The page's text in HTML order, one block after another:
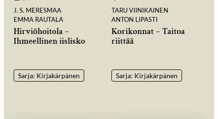
J. S. MERESMAA
EMMA RAUTALA
Hirviöhoitola –
Ihmeellinen iislisko
Sarja: Kirjakärpänen
TARU VIINIKAINEN
ANTON LIPASTI
Korikonnat – Taitoa
riittää
Sarja: Kirjakärpänen